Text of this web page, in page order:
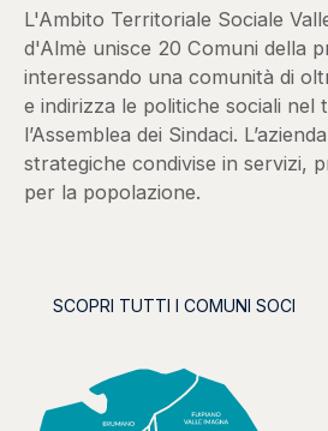
L'Ambito Territoriale Sociale
d'Almè unisce 20 Comuni della
interessando una comunità di
e indirizza le politiche sociali
l’Assemblea dei Sindaci.
strategiche condivise in servizi,
per la popolazione.
SCOPRI TUTTI I COMUNI SOCI